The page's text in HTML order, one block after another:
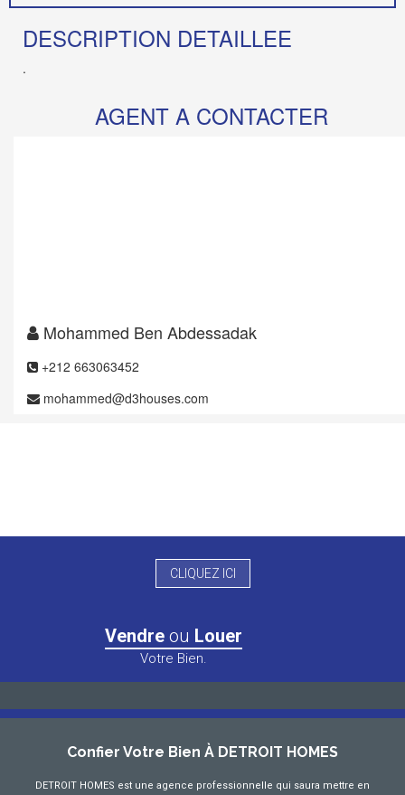
DESCRIPTION DETAILLEE
.
AGENT A CONTACTER
Mohammed Ben Abdessadak
+212 663063452
mohammed@d3houses.com
CLIQUEZ ICI
Vendre ou Louer
Votre Bien.
Confier Votre Bien À DETROIT HOMES
DETROIT HOMES est une agence professionnelle qui saura mettre en